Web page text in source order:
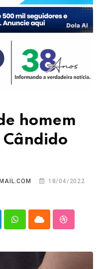
homem
18/04/2022
WhatsappCloud